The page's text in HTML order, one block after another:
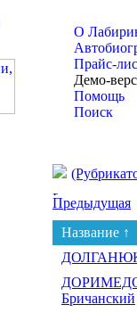
О
Прайс-
Демо-
Помощь
Поиск
Предыдущая
Название ↑
ДОЛГАНЮК
Бричанский